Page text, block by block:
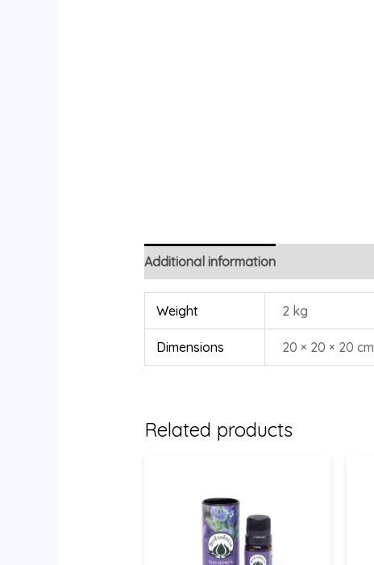
Additional information
Weight 2 kg
Dimensions 20 × 20 × 20 cm
Related products